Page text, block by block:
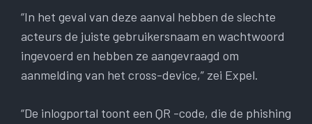
“In het geval van deze aanval hebben de slechte
acteurs de juiste gebruikersnaam en wachtwoord
ingevoerd en hebben ze aangevraagd om
aanmelding van het cross-device,” zei Expel.
“De inlogportal toont een QR -code, die de phishing